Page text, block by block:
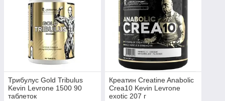
Трибулус Gold Tribulus
Kevin Levrone 1500 90
таблеток
Креатин Creatine Anabolic
Crea10 Kevin Levrone
exotic 207 г